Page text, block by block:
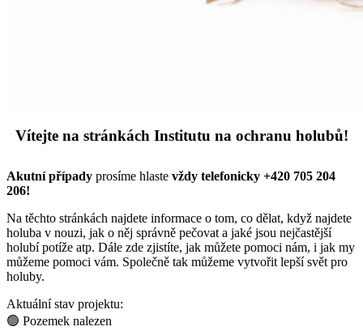
Vítejte na stránkách Institutu na ochranu holubů!
Akutní případy prosíme hlaste vždy telefonicky +420 705 204
206!
Na těchto stránkách najdete informace o tom, co dělat, když najdete
holuba v nouzi, jak o něj správně pečovat a jaké jsou nejčastější
holubí potíže atp. Dále zde zjistíte, jak můžete pomoci nám, i jak my
můžeme pomoci vám. Společně tak můžeme vytvořit lepší svět pro
holuby.
Aktuální stav projektu:
🟢 Pozemek nalezen